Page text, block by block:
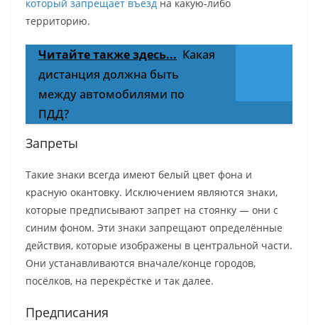
который запрещает въезд на какую-либо
территорию.
Читайте также здесь... Какая
дистанция должна быть
между автомобилями по
ПДД?
Запреты
Такие знаки всегда имеют белый цвет фона и
красную окантовку. Исключением являются знаки,
которые предписывают запрет на стоянку — они с
синим фоном. Эти знаки запрещают определённые
действия, которые изображены в центральной части.
Они устанавливаются вначале/конце городов,
посёлков, на перекрёстке и так далее.
Предписания